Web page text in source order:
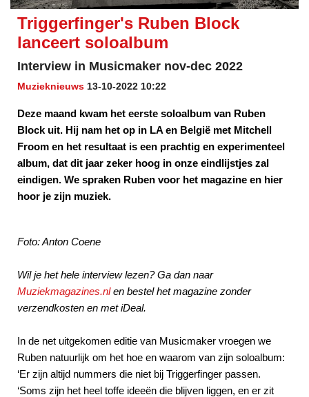
Triggerfinger's Ruben Block
lanceert soloalbum
Interview in Musicmaker nov-dec 2022
Muzieknieuws 13-10-2022 10:22
Deze maand kwam het eerste soloalbum van Ruben
Block uit. Hij nam het op in LA en België met Mitchell
Froom en het resultaat is een prachtig en experimenteel
album, dat dit jaar zeker hoog in onze eindlijstjes zal
eindigen. We spraken Ruben voor het magazine en hier
hoor je zijn muziek.
Foto: Anton Coene
Wil je het hele interview lezen? Ga dan naar
Muziekmagazines.nlen bestel het magazine zonder
verzendkosten en met iDeal.
In de net uitgekomen editie van Musicmaker vroegen we
Ruben natuurlijk om het hoe en waarom van zijn soloalbum:
‘Er zijn altijd nummers die niet bij Triggerfinger passen.
‘Soms zijn het heel toffe ideeën die blijven liggen, en er zit